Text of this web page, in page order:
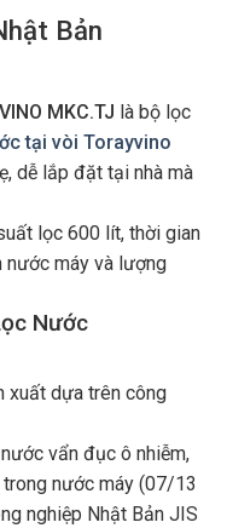
Bản
MKC.TJ là bộ lọc
tại vòi Torayvino
dễ lắp đặt tại nhà mà
lọc 600 lít, thời gian
nước máy và lượng
Nước
xuất dựa trên công
vẩn đục ô nhiễm,
nước máy (07/13
nghiệp Nhật Bản JIS